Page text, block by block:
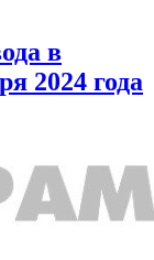
в
2024 года